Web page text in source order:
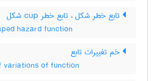
تابع خطر شکل ، تابع خطر ‌c‌u‌p شکل
hazard function
خم تغییرات تابع
variations of function